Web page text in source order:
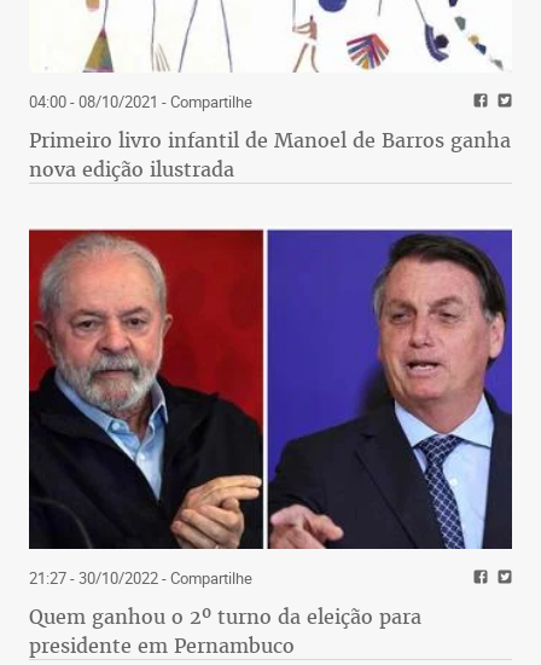
04:00 - 08/10/2021 - Compartilhe
Primeiro livro infantil de Manoel de Barros ganha
nova edição ilustrada
21:27 - 30/10/2022- Compartilhe
Quem ganhou o 2º turno da eleição para
presidente em Pernambuco